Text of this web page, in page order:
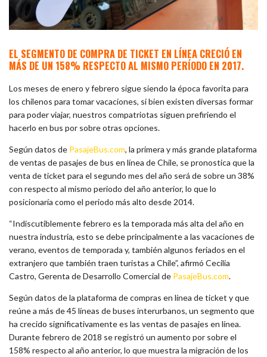
EL SEGMENTO DE COMPRA DE TICKET EN LÍNEA CRECIÓ EN
MÁS DE UN 158% RESPECTO AL MISMO PERÍODO EN 2017.
Los meses de enero y febrero sigue siendo la época favorita para
los chilenos para tomar vacaciones, si bien existen diversas formar
para poder viajar, nuestros compatriotas siguen prefiriendo el
hacerlo en bus por sobre otras opciones.
Según datos de PasajeBus.com, la primera y más grande plataforma
de ventas de pasajes de bus en línea de Chile, se pronostica que la
venta de ticket para el segundo mes del año será de sobre un 38%
con respecto al mismo periodo del año anterior, lo que lo
posicionaría como el periodo más alto desde 2014.
“Indiscutiblemente febrero es la temporada más alta del año en
nuestra industria, esto se debe principalmente a las vacaciones de
verano, eventos de temporada y, también algunos feriados en el
extranjero que también traen turistas a Chile”, afirmó Cecilia
Castro, Gerenta de Desarrollo Comercial de PasajeBus.com.
Según datos de la plataforma de compras en línea de ticket y que
reúne a más de 45 líneas de buses interurbanos, un segmento que
ha crecido significativamente es las ventas de pasajes en línea.
Durante febrero de 2018 se registró un aumento por sobre el
158% respecto al año anterior, lo que muestra la migración de los